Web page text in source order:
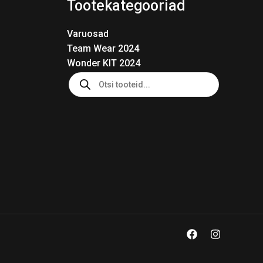
Tootekategooriad
Varuosad
Team Wear 2024
Wonder KIT 2024
Products
search